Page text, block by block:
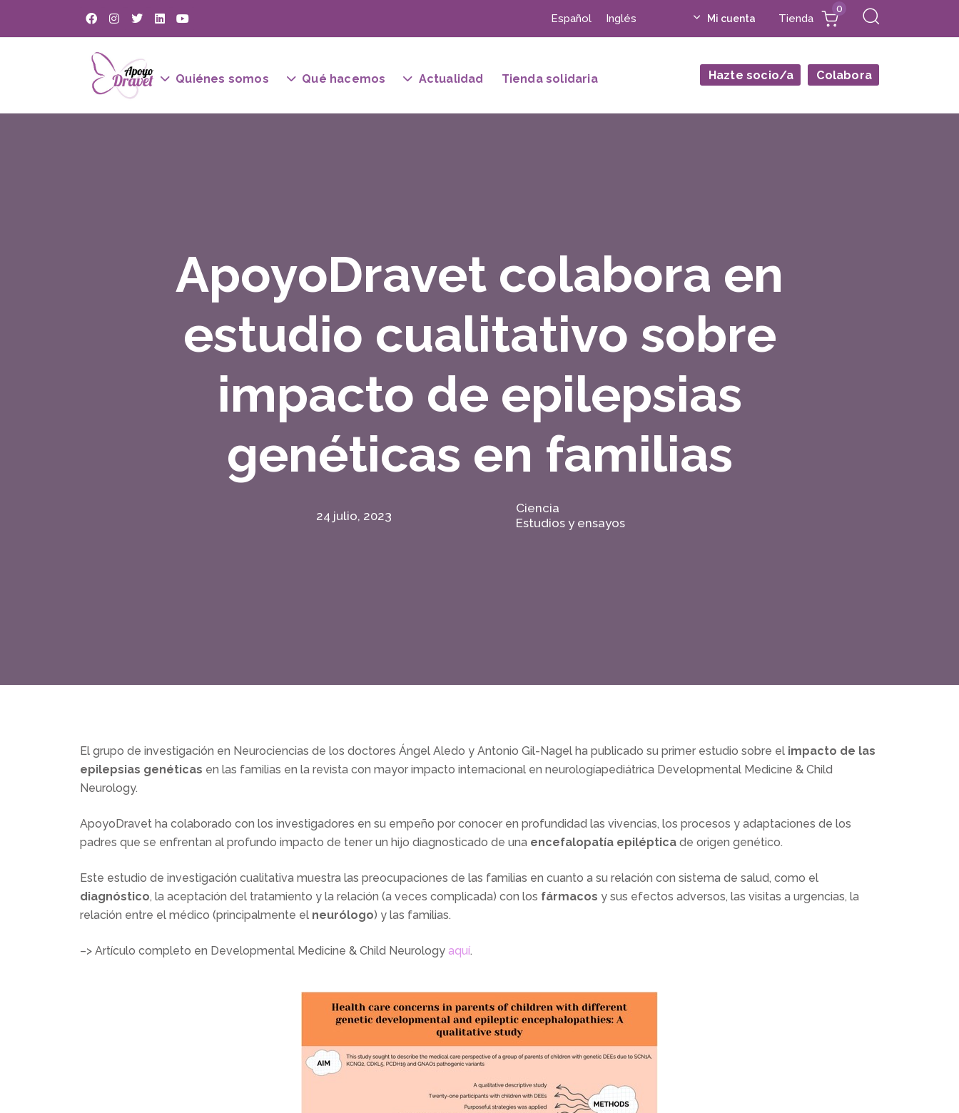
Español Inglés Mi cuenta Tienda
0
Quiénes somos Qué hacemos Actualidad Tienda solidaria Hazte socio/a Colabora
ApoyoDravet colabora en
estudio cualitativo sobre
impacto de epilepsias
genéticas en familias
24 julio, 2023
Ciencia
Estudios y ensayos
El grupo de investigación en Neurociencias de los doctores Ángel Aledo y Antonio Gil-Nagel ha publicado su primer estudio sobre el impacto de las
epilepsias genéticas en las familias en la revista con mayor impacto internacional en neurologíapediátrica Developmental Medicine & Child
Neurology.
ApoyoDravet ha colaborado con los investigadores en su empeño por conocer en profundidad las vivencias, los procesos y adaptaciones de los
padres que se enfrentan al profundo impacto de tener un hijo diagnosticado de una encefalopatía epiléptica de origen genético.
Este estudio de investigación cualitativa muestra las preocupaciones de las familias en cuanto a su relación con sistema de salud, como el
diagnóstico, la aceptación del tratamiento y la relación (a veces complicada) con los fármacos y sus efectos adversos, las visitas a urgencias, la
relación entre el médico (principalmente el neurólogo) y las familias.
–> Artículo completo en Developmental Medicine & Child Neurology aquí.